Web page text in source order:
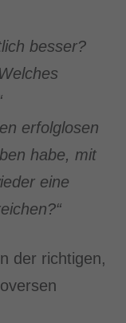
besser?
erfolglosen
habe, mit
eine
der richtigen,